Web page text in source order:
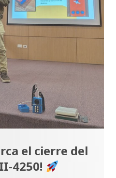
el cierre del
4250!